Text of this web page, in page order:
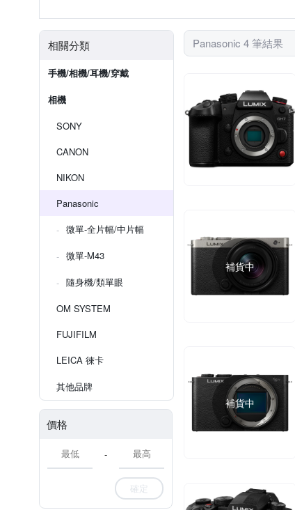
相關分類
手機/相機/耳機/穿戴
相機
SONY
CANON
NIKON
Panasonic
微單-全片幅/中片幅
微單-M43
隨身機/類單眼
OM SYSTEM
FUJIFILM
LEICA 徠卡
其他品牌
價格
-
確定
Panasonic 4 筆結果
補貨中
補貨中